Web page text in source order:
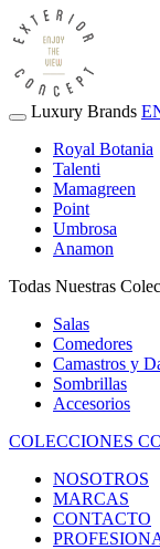
Luxury Brands
Royal Botania
Talenti
Mamagreen
Point
Umbrosa
Anamon
Todas Nuestras
Salas
Comedores
Camastros y
Sombrillas
Accesorios
COLECCIONES
NOSOTROS
MARCAS
CONTACTO